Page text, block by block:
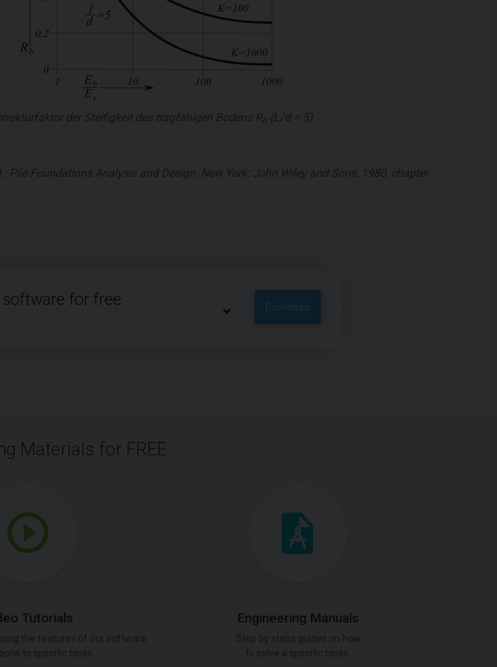
der Steifigkeit des tragfähigen Bodens Rb (L/d = 5)
Pile Foundations Analysis and Design. New York: John Wiley and Sons, 1980, chapter
software for free. Download
Materials for FREE
Tutorials Engineering Manuals